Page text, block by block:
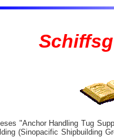
"Anchor Handling Tug
(Sinopacific Shipbuilding